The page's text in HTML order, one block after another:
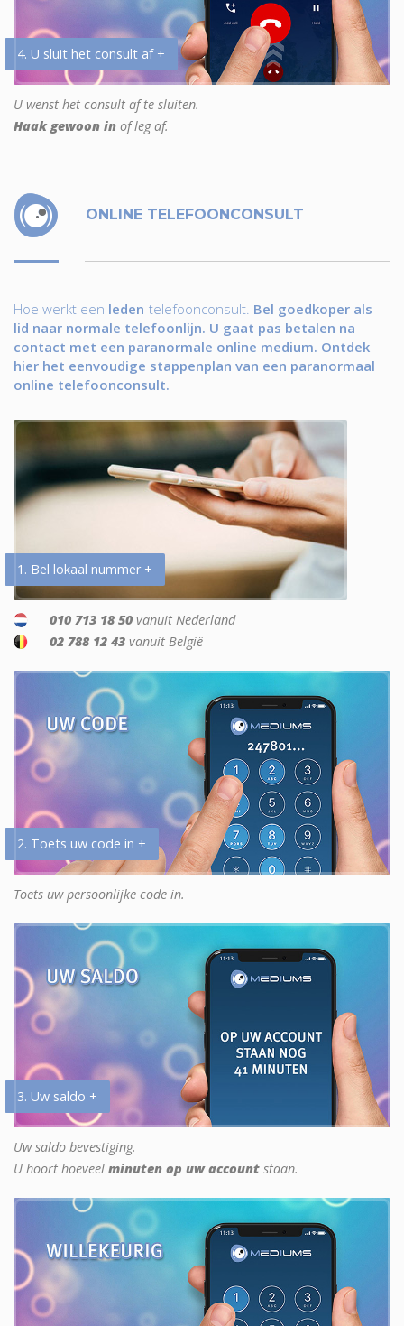
4. U sluit het consult af +
U wenst het consult af te sluiten.
Haak gewoon in of leg af.
ONLINE TELEFOONCONSULT
Hoe werkt een leden-telefoonconsult. Bel goedkoper als
lid naar normale telefoonlijn. U gaat pas betalen na
contact met een paranormale online medium. Ontdek
hier het eenvoudige stappenplan van een paranormaal
online telefoonconsult.
1. Bel lokaal nummer +
010 713 18 50 vanuit Nederland
02 788 12 43 vanuit België
2. Toets uw code in +
Toets uw persoonlijke code in.
3. Uw saldo +
Uw saldo bevestiging.
U hoort hoeveel minuten op uw account staan.